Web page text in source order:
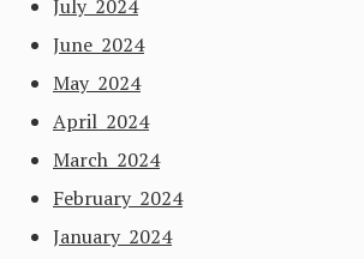
July 2024
June 2024
May 2024
April 2024
March 2024
February 2024
January 2024